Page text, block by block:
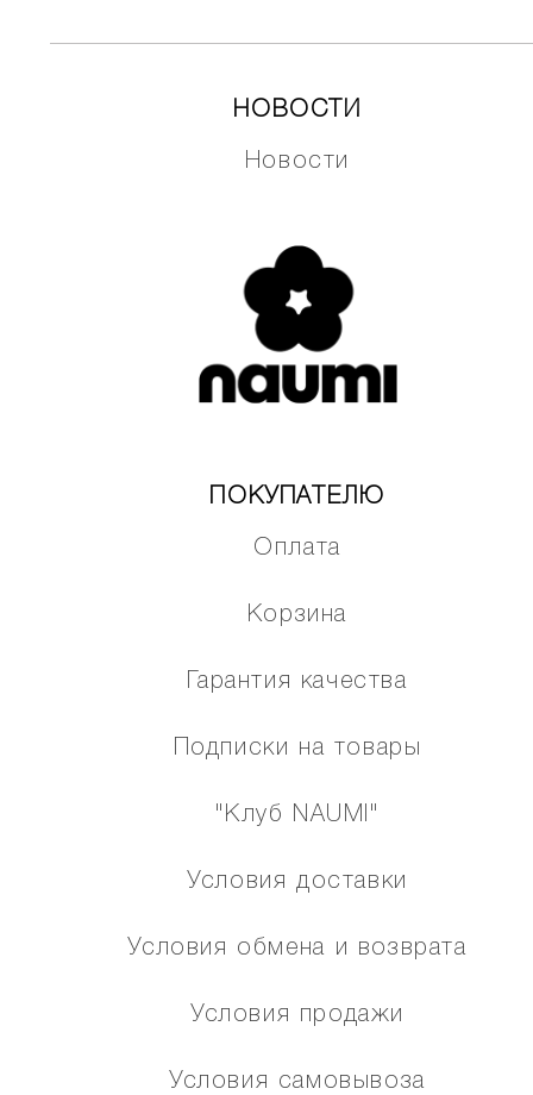
НОВОСТИ
Новости
ПОКУПАТЕЛЮ
Оплата
Корзина
Гарантия качества
Подписки на товары
"Клуб NAUMI"
Условия доставки
Условия обмена и возврата
Условия продажи
Условия самовывоза